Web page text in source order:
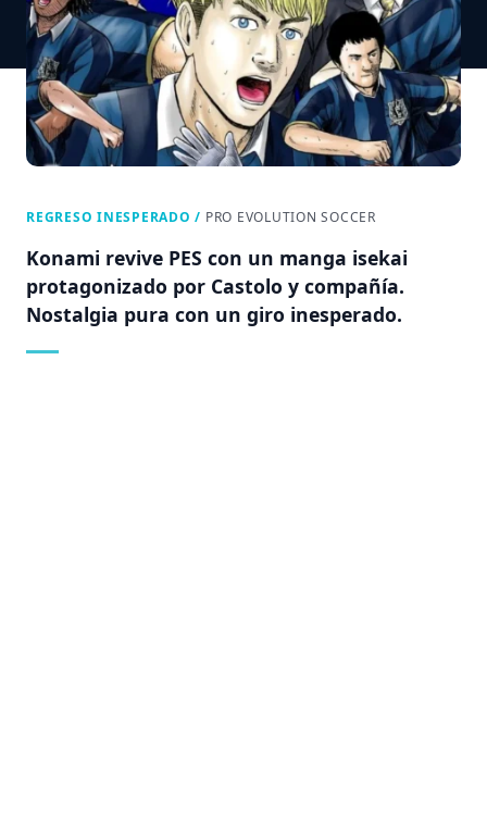
REGRESO INESPERADO / PRO EVOLUTION SOCCER
Konami revive PES con un manga isekai
protagonizado por Castolo y compañía.
Nostalgia pura con un giro inesperado.